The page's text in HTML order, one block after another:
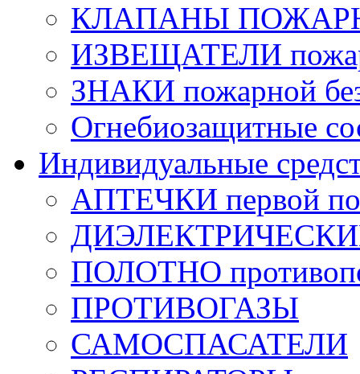
КЛАПАНЫ
ИЗВЕЩАТЕЛИ
ЗНАКИ пожарной
Огнебиозащитные
Индивидуальные
АПТЕЧКИ первой
ДИЭЛЕКТРИЧЕСКИЕ
ПОЛОТНО
ПРОТИВОГАЗЫ
САМОСПАСАТЕЛИ